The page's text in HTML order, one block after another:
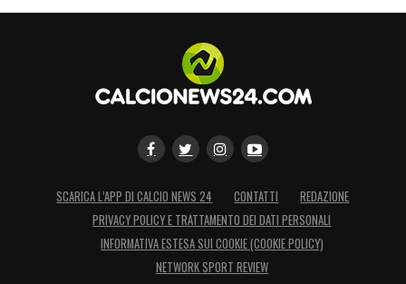
SCARICA L’APP DI CALCIO NEWS 24 CONTATTI
REDAZIONE
PRIVACY POLICY E TRATTAMENTO DEI DATI PERSONALI
INFORMATIVA ESTESA SUI COOKIE (COOKIE POLICY)
NETWORK SPORT REVIEW